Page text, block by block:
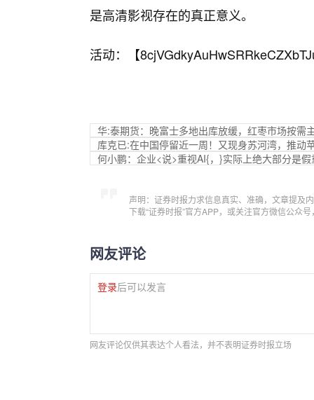
是高清影视存在的真正意义。
活动：【
华:泰期货：晚富士多地出库放缓，红枣市场按需
库克已:在中国停留近一周！又现身苏河湾，推动
何小鹏：企业<说>重视AI{，}实际上绝大部分是假
声明：证券时报力求信息真实、准确，文章提及
下载“证券时报”官方APP，或关注官方微信公众
网友评论
登录后可以发言
网友评论仅供其表达个人看法，并不表明证券时报立场